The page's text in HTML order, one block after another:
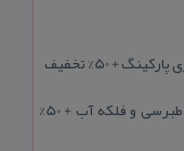
+ 50% تخفیف
لیست هتل آپارتمان های مشهد در هتل خیابان طبرسی و فلکه آب + 50%